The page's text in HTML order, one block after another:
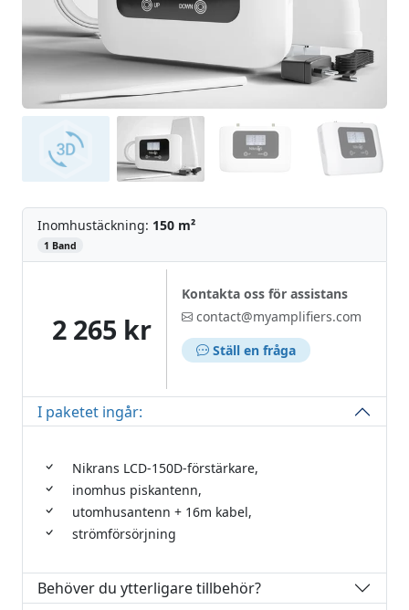
Inomhustäckning: 150 m²
1 Band
2 265 kr
Kontakta oss för assistans
contact@myamplifiers.com
Ställ en fråga
I paketet ingår:
Nikrans LCD-150D-förstärkare,
inomhus piskantenn,
utomhusantenn + 16m kabel,
strömförsörjning
Behöver du ytterligare tillbehör?